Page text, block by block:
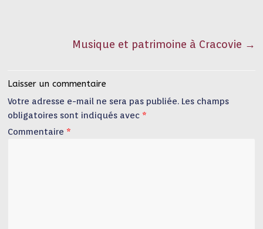
Musique et patrimoine à Cracovie →
Laisser un commentaire
Votre adresse e-mail ne sera pas publiée. Les champs
obligatoires sont indiqués avec *
Commentaire *